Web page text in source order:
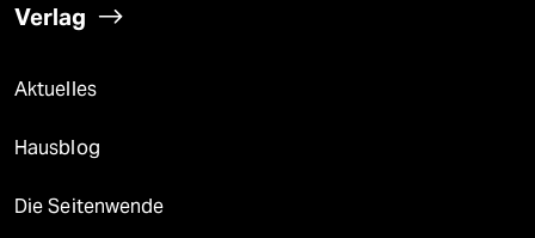
Verlag
Aktuelles
Hausblog
Die Seitenwende